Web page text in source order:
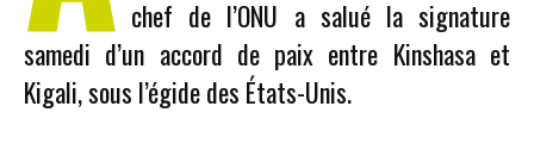
chef de l’ONU a salué la signature
samedi d’un accord de paix entre Kinshasa et
Kigali, sous l’égide des États-Unis.